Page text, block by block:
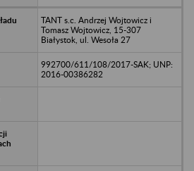
TANT s.c. Andrzej Wojtowicz i
Tomasz Wojtowicz, 15-307
Białystok, ul. Wesoła 27
992700/611/108/2017-SAK; UNP:
2016-00386282